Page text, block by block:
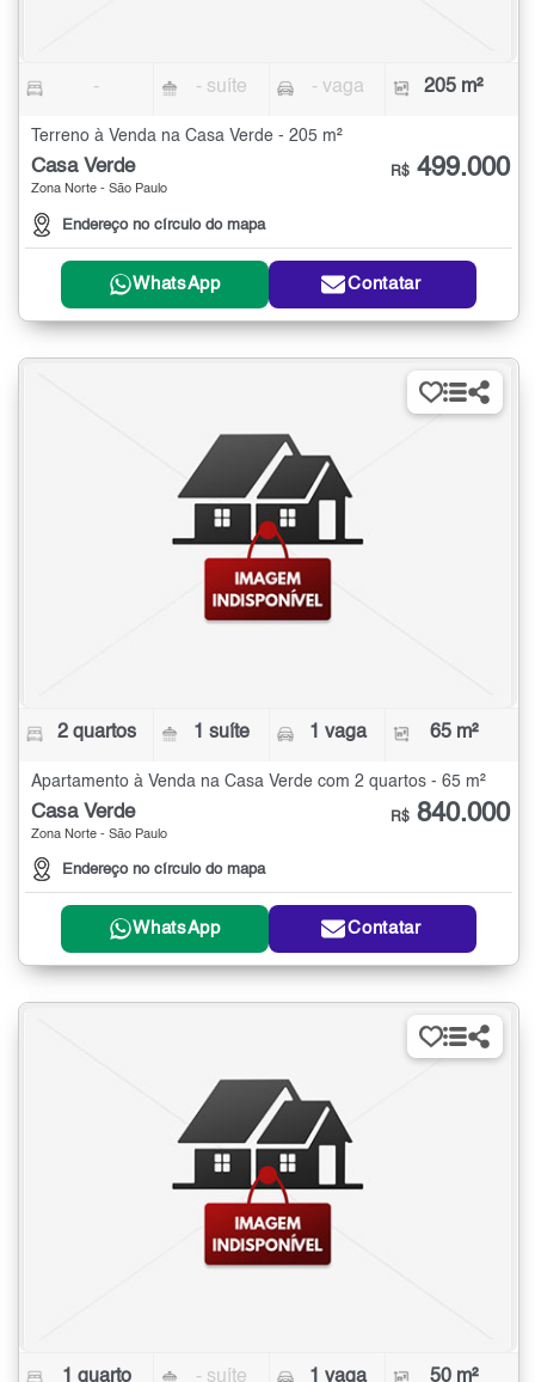
- - suíte - vaga 205 m²
Terreno à Venda na Casa Verde - 205 m²
Casa Verde
Zona Norte - São Paulo
Endereço no círculo do mapa
R$ 499.000
WhatsApp Contatar
2 quartos 1 suíte 1 vaga 65 m²
Apartamento à Venda na Casa Verde com 2 quartos - 65 m²
Casa Verde
Zona Norte - São Paulo
Endereço no círculo do mapa
R$ 840.000
WhatsApp Contatar
1 quarto - suíte 1 vaga 50 m²